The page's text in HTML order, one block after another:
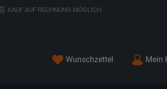
KAUF AUF RECHNUNG MÖGLICH
Wunschzettel Mein